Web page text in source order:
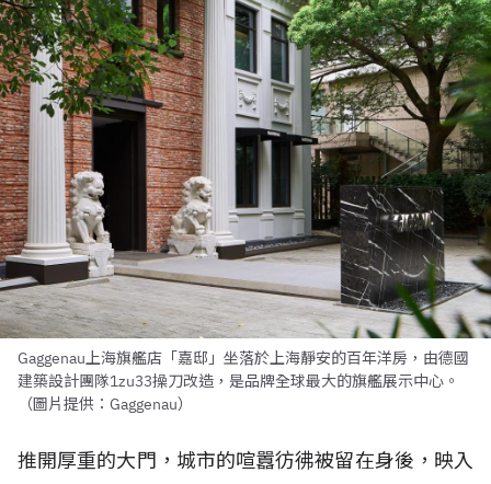
Gaggenau上海旗艦店「嘉邸」坐落於上海靜安的百年洋房，由德國
建築設計團隊1zu33操刀改造，是品牌全球最大的旗艦展示中心。
（圖片提供：Gaggenau）
推開厚重的大門，城市的喧囂彷彿被留在身後，映入